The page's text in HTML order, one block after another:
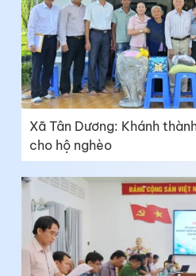
Xã Tân Dương: Khánh
cho hộ nghèo